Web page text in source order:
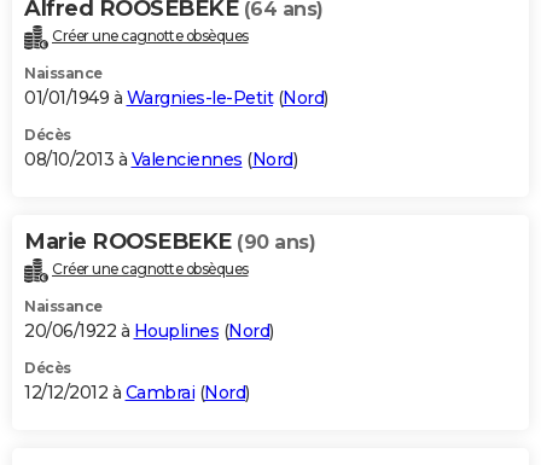
Alfred ROOSEBEKE (64 ans)
Créer une cagnotte obsèques
Naissance
01/01/1949 à Wargnies-le-Petit(Nord)
Décès
08/10/2013 à Valenciennes (Nord)
Marie ROOSEBEKE (90 ans)
Créer une cagnotte obsèques
Naissance
20/06/1922 à Houplines (Nord)
Décès
12/12/2012 à Cambrai (Nord)